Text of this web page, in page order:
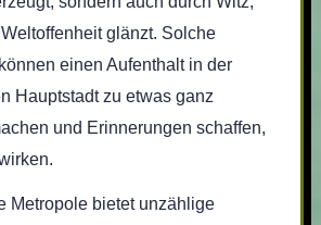
glänzt. Solche
einen Aufenthalt in der
Hauptstadt zu etwas ganz
und Erinnerungen schaffen,
Metropole bietet unzählige